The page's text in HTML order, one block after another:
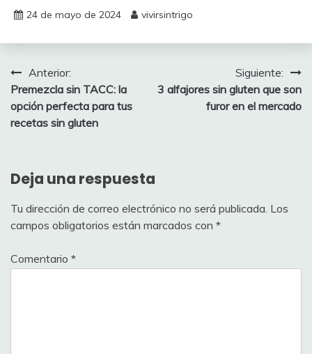
24 de mayo de 2024 vivirsintrigo
Navegación
de
entradas
Anterior:
Premezcla sin TACC: la
opción perfecta para tus
recetas sin gluten
Siguiente:
3 alfajores sin gluten que son
furor en el mercado
Deja una respuesta
Tu dirección de correo electrónico no será publicada. Los
campos obligatorios están marcados con *
Comentario *